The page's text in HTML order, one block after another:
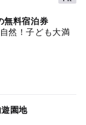
無料宿泊券
然！子ども大満
園地